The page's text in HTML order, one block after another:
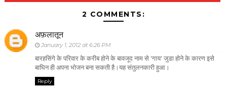
2 COMMENTS:
अफ़लातून
January 1, 2012 at 6:26 PM
बारहसिंगे के परिवार के करीब होने के बावजूद नाम से 'गाय' जुडा होने के कारण इसे
बाघिन ही अपना भोजन बना सकती है।यह संतुलनकारी हुआ।
Reply